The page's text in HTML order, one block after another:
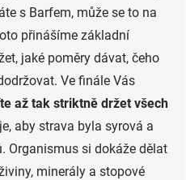
s Barfem, může se to na
přinášíme základní
jaké poměry dávat, čeho
Ve finále Vás
až tak striktně držet všech
aby strava byla syrová a
Organismus si dokáže dělat
minerály a stopové